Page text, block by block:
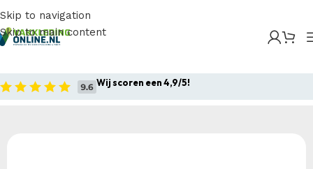
Skip to navigation
Skip to main content
Wij scoren een 4,9/5!
Poloshirts/ Tricorp – Poloshirt 200 Gram Dames